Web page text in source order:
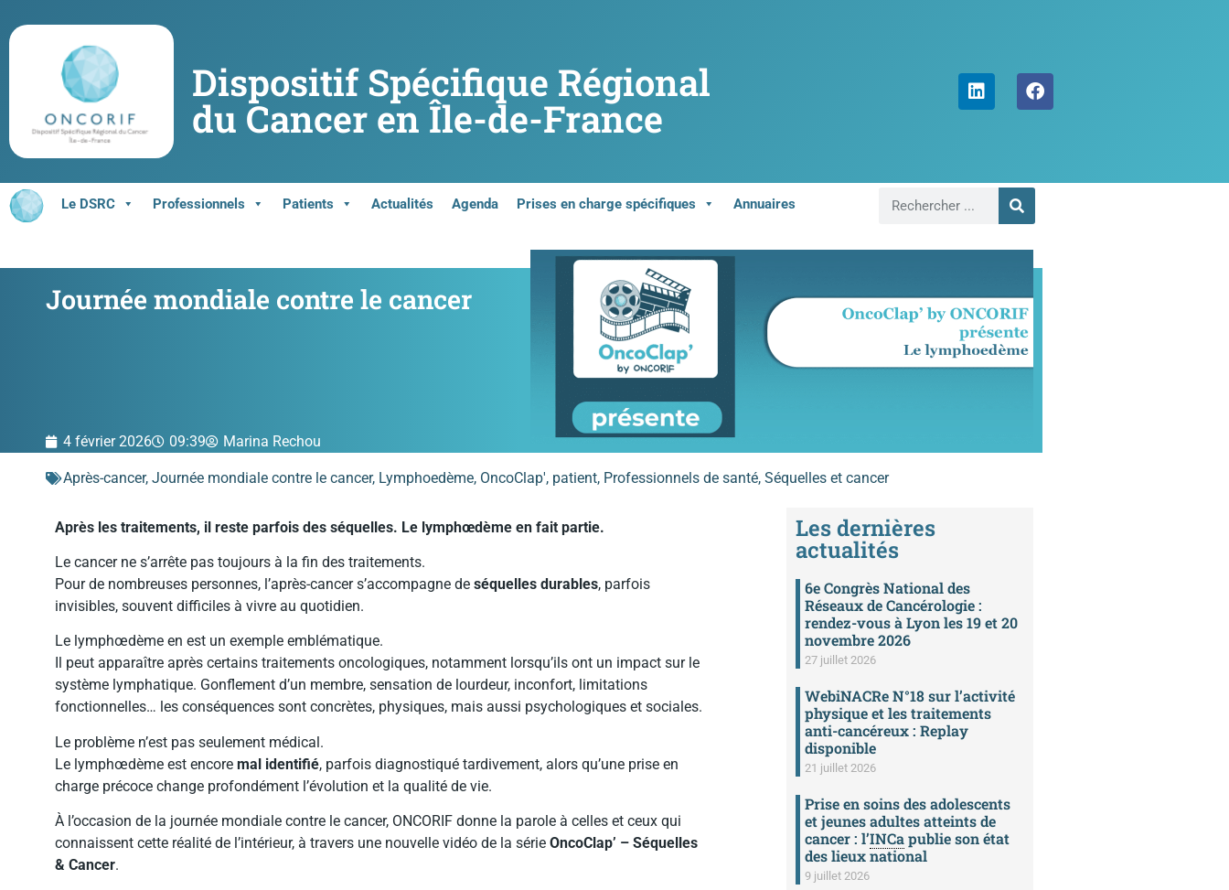
Dispositif Spécifique Régional
du Cancer en Île-de-France
Le DSRC Professionnels Patients Actualités Agenda Prises en charge spécifiques Annuaires
Journée mondiale contre le cancer
4 février 2026 09:39 Marina Rechou
Après-cancer, Journée mondiale contre le cancer, Lymphoedème, OncoClap', patient, Professionnels de santé, Séquelles et cancer
Après les traitements, il reste parfois des séquelles. Le lymphœdème en fait partie.
Le cancer ne s’arrête pas toujours à la fin des traitements.
Pour de nombreuses personnes, l’après-cancer s’accompagne de séquelles durables, parfois
invisibles, souvent difficiles à vivre au quotidien.
Le lymphœdème en est un exemple emblématique.
Il peut apparaître après certains traitements oncologiques, notamment lorsqu’ils ont un impact sur le
système lymphatique. Gonflement d’un membre, sensation de lourdeur, inconfort, limitations
fonctionnelles… les conséquences sont concrètes, physiques, mais aussi psychologiques et sociales.
Le problème n’est pas seulement médical.
Le lymphœdème est encore mal identifié, parfois diagnostiqué tardivement, alors qu’une prise en
charge précoce change profondément l’évolution et la qualité de vie.
À l’occasion de la journée mondiale contre le cancer, ONCORIF donne la parole à celles et ceux qui
connaissent cette réalité de l’intérieur, à travers une nouvelle vidéo de la série OncoClap’ – Séquelles
& Cancer.
Les dernières
actualités
6e Congrès National des
Réseaux de Cancérologie :
rendez-vous à Lyon les 19 et 20
novembre 2026
27 juillet 2026
WebiNACRe N°18 sur l’activité
physique et les traitements
anti-cancéreux : Replay
disponible
21 juillet 2026
Prise en soins des adolescents
et jeunes adultes atteints de
cancer : l’INCapublie son état
des lieux national
9 juillet 2026